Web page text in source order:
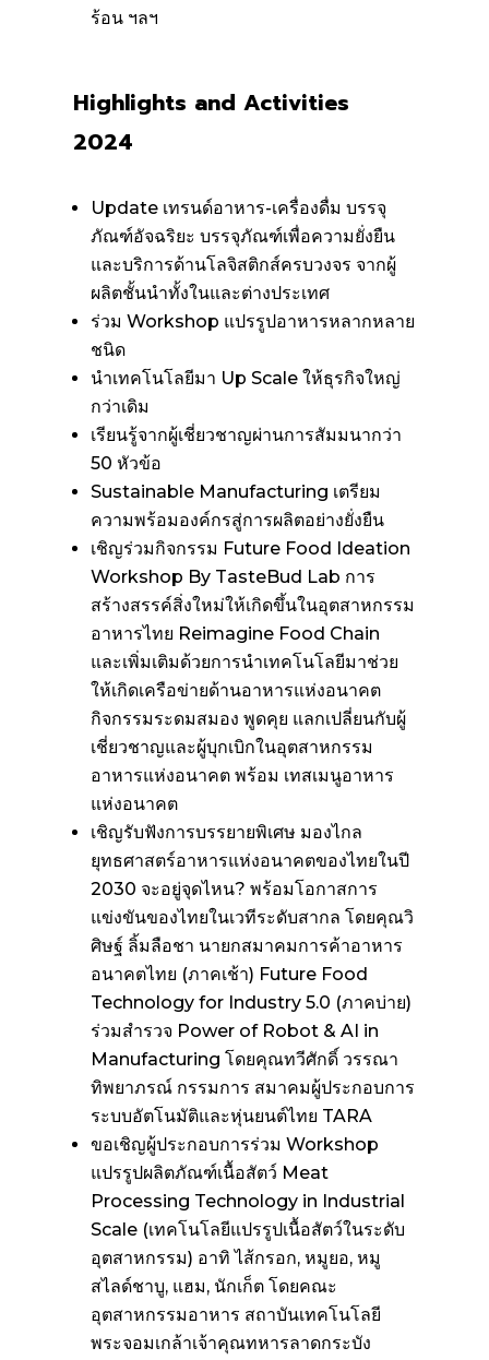
ร้อน ฯลฯ
Highlights and Activities
2024
Update เทรนด์อาหาร-เครื่องดื่ม บรรจุ
ภัณฑ์อัจฉริยะ บรรจุภัณฑ์เพื่อความยั่งยืน
และบริการด้านโลจิสติกส์ครบวงจร จากผู้
ผลิตชั้นนำทั้งในและต่างประเทศ
ร่วม Workshop แปรรูปอาหารหลากหลาย
ชนิด
นำเทคโนโลยีมา Up Scale ให้ธุรกิจใหญ่
กว่าเดิม
เรียนรู้จากผู้เชี่ยวชาญผ่านการสัมมนากว่า
50 หัวข้อ
Sustainable Manufacturing เตรียม
ความพร้อมองค์กรสู่การผลิตอย่างยั่งยืน
เชิญร่วมกิจกรรม Future Food Ideation
Workshop By TasteBud Lab การ
สร้างสรรค์สิ่งใหม่ให้เกิดขึ้นในอุตสาหกรรม
อาหารไทย Reimagine Food Chain
และเพิ่มเติมด้วยการนำเทคโนโลยีมาช่วย
ให้เกิดเครือข่ายด้านอาหารแห่งอนาคต
กิจกรรมระดมสมอง พูดคุย แลกเปลี่ยนกับผู้
เชี่ยวชาญและผู้บุกเบิกในอุตสาหกรรม
อาหารแห่งอนาคต พร้อม เทสเมนูอาหาร
แห่งอนาคต
เชิญรับฟังการบรรยายพิเศษ มองไกล
ยุทธศาสตร์อาหารแห่งอนาคตของไทยในปี
2030 จะอยู่จุดไหน? พร้อมโอกาสการ
แข่งขันของไทยในเวทีระดับสากล โดยคุณวิ
ศิษฐ์ ลิ้มลือชา นายกสมาคมการค้าอาหาร
อนาคตไทย (ภาคเช้า) Future Food
Technology for Industry 5.0 (ภาคบ่าย)
ร่วมสำรวจ Power of Robot & AI in
Manufacturing โดยคุณทวีศักดิ์ วรรณา
ทิพยาภรณ์ กรรมการ สมาคมผู้ประกอบการ
ระบบอัตโนมัติและหุ่นยนต์ไทย TARA
ขอเชิญผู้ประกอบการร่วม Workshop
แปรรูปผลิตภัณฑ์เนื้อสัตว์ Meat
Processing Technology in Industrial
Scale (เทคโนโลยีแปรรูปเนื้อสัตว์ในระดับ
อุตสาหกรรม) อาทิ ไส้กรอก, หมูยอ, หมู
สไลด์ชาบู, แฮม, นักเก็ต โดยคณะ
อุตสาหกรรมอาหาร สถาบันเทคโนโลยี
พระจอมเกล้าเจ้าคุณทหารลาดกระบัง